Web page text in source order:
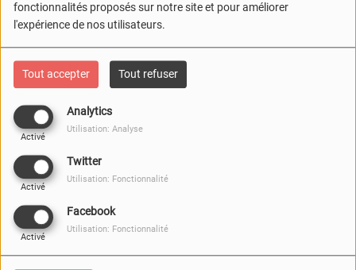
fonctionnalités proposés sur notre site et pour améliorer
l'expérience de nos utilisateurs.
Tout accepter Tout refuser
Analytics
Activé
Utilisation: Analyse
Twitter
Activé
Utilisation: Fonctionnalité
Facebook
Activé
Utilisation: Fonctionnalité